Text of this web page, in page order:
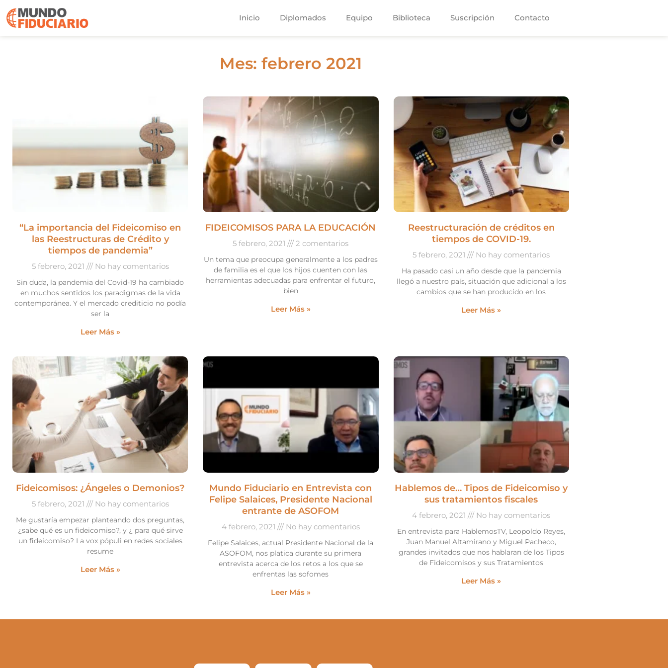
Inicio Diplomados Equipo Biblioteca Suscripción Contacto
Mes: febrero 2021
“La importancia del Fideicomiso en
las Reestructuras de Crédito y
tiempos de pandemia”
5 febrero, 2021 No hay comentarios
Sin duda, la pandemia del Covid-19 ha cambiado
en muchos sentidos los paradigmas de la vida
contemporánea. Y el mercado crediticio no podía
ser la
Leer Más »
FIDEICOMISOS PARA LA EDUCACIÓN
5 febrero, 2021 2 comentarios
Un tema que preocupa generalmente a los padres
de familia es el que los hijos cuenten con las
herramientas adecuadas para enfrentar el futuro,
bien
Leer Más »
Reestructuración de créditos en
tiempos de COVID-19.
5 febrero, 2021 No hay comentarios
Ha pasado casi un año desde que la pandemia
llegó a nuestro país, situación que adicional a los
cambios que se han producido en los
Leer Más »
Fideicomisos: ¿Ángeles o Demonios?
5 febrero, 2021 No hay comentarios
Me gustaría empezar planteando dos preguntas,
¿sabe qué es un fideicomiso?, y ¿ para qué sirve
un fideicomiso? La vox pópuli en redes sociales
resume
Leer Más »
Mundo Fiduciario en Entrevista con
Felipe Salaices, Presidente Nacional
entrante de ASOFOM
4 febrero, 2021 No hay comentarios
Felipe Salaices, actual Presidente Nacional de la
ASOFOM, nos platica durante su primera
entrevista acerca de los retos a los que se
enfrentas las sofomes
Leer Más »
Hablemos de… Tipos de Fideicomiso y
sus tratamientos fiscales
4 febrero, 2021 No hay comentarios
En entrevista para HablemosTV, Leopoldo Reyes,
Juan Manuel Altamirano y Miguel Pacheco,
grandes invitados que nos hablaran de los Tipos
de Fideicomisos y sus Tratamientos
Leer Más »